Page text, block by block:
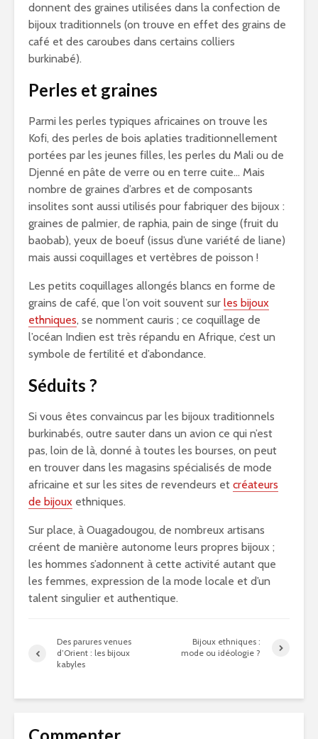
donnent des graines utilisées dans la confection de
bijoux traditionnels (on trouve en effet des grains de
café et des caroubes dans certains colliers
burkinabé).
Perles et graines
Parmi les perles typiques africaines on trouve les
Kofi, des perles de bois aplaties traditionnellement
portées par les jeunes filles, les perles du Mali ou de
Djenné en pâte de verre ou en terre cuite… Mais
nombre de graines d’arbres et de composants
insolites sont aussi utilisés pour fabriquer des bijoux :
graines de palmier, de raphia, pain de singe (fruit du
baobab), yeux de boeuf (issus d’une variété de liane)
mais aussi coquillages et vertèbres de poisson !
Les petits coquillages allongés blancs en forme de
grains de café, que l’on voit souvent sur les bijoux
ethniques, se nomment cauris ; ce coquillage de
l’océan Indien est très répandu en Afrique, c’est un
symbole de fertilité et d’abondance.
Séduits ?
Si vous êtes convaincus par les bijoux traditionnels
burkinabés, outre sauter dans un avion ce qui n’est
pas, loin de là, donné à toutes les bourses, on peut
en trouver dans les magasins spécialisés de mode
africaine et sur les sites de revendeurs et créateurs
de bijoux ethniques.
Sur place, à Ouagadougou, de nombreux artisans
créent de manière autonome leurs propres bijoux ;
les hommes s’adonnent à cette activité autant que
les femmes, expression de la mode locale et d’un
talent singulier et authentique.
Des parures venues
d’Orient : les bijoux
kabyles
Bijoux ethniques :
mode ou idéologie ?